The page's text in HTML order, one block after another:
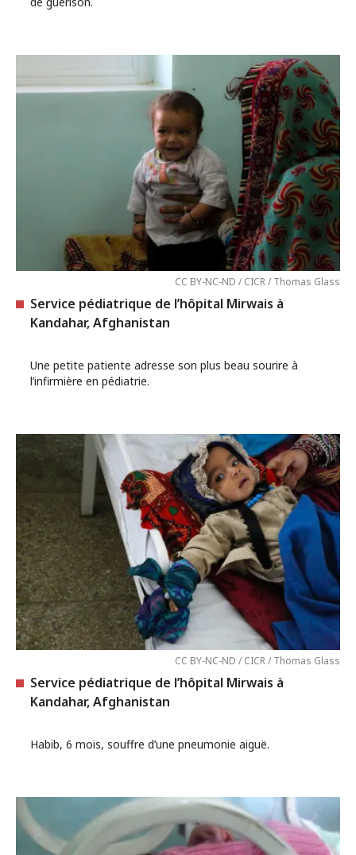
CC BY-NC-ND / CICR / Thomas Glass
Service pédiatrique de l’hôpital Mirwais à
Kandahar, Afghanistan
Une petite patiente adresse son plus beau sourire à
l’infirmière en pédiatrie.
CC BY-NC-ND / CICR / Thomas Glass
Service pédiatrique de l’hôpital Mirwais à
Kandahar, Afghanistan
Habib, 6 mois, souffre d’une pneumonie aiguë.